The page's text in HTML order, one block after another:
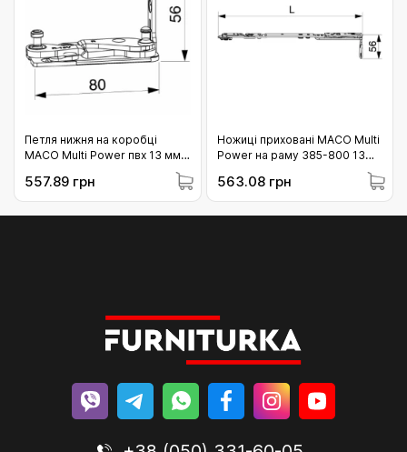
Петля нижня на коробці
MACO Multi Power пвх 13 мм
557.89 грн
Ножиці приховані MACO Multi
Power на раму 385-800 13
563.08 грн